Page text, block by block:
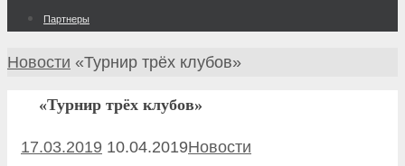
Партнеры
Главная
Новости «Турнир трёх клубов»
«Турнир трёх клубов»
17.03.2019 10.04.2019Новости